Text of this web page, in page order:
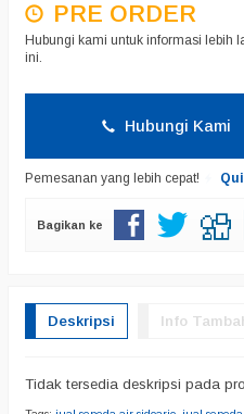
PRE ORDER
Hubungi kami untuk informasi lebih
ini.
Hubungi Kami
Pemesanan yang lebih cepat!
Bagikan ke
Deskripsi Info
Tidak tersedia deskripsi pada